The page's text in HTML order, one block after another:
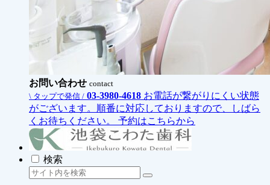
お問い合わせ contact
\ タップで発信 / 03-3980-4618 お電話が繋がりにくい状態
がございます。順番に対応しておりますので、しばら
くお待ちください。
予約はこちらから
検索